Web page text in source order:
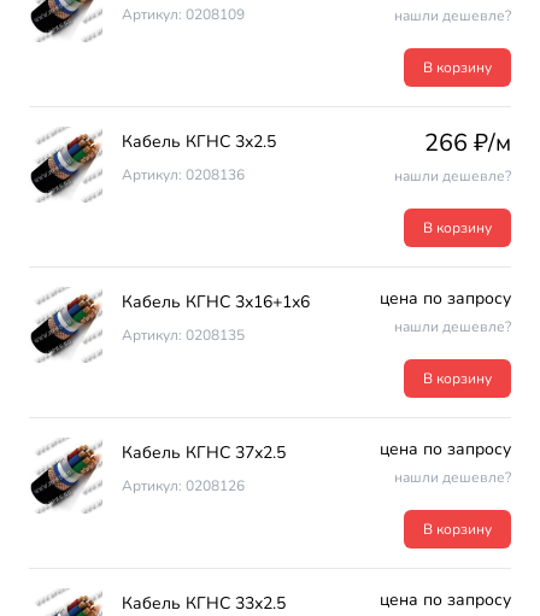
Артикул: 0208109 нашли дешевле?
В корзину
Кабель КГНС 3х2.5
Артикул: 0208136
266 ₽/м
нашли дешевле?
В корзину
Кабель КГНС 3х16+1х6
Артикул: 0208135
цена по запросу
нашли дешевле?
В корзину
Кабель КГНС 37х2.5
Артикул: 0208126
цена по запросу
нашли дешевле?
В корзину
Кабель КГНС 33х2.5 цена по запросу